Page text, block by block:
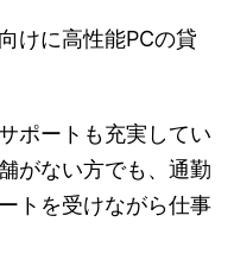
けに高性能PCの貸
ポートも充実してい
がない方でも、通勤
トを受けながら仕事